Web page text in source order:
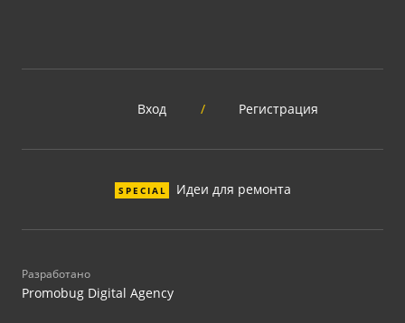
Вход / Регистрация
SPECIAL Идеи для ремонта
Разработано
Promobug Digital Agency